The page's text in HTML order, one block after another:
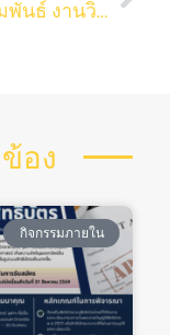
ประชาสัมพันธ์ งานวิจัยและบริการวิชาการ คณะวิทยาศาสตร์ จุฬาฯ ขอเชิญเข้าร่วม”โครงการสร้างโอกาสและสนับสนุนการขอทุนวิจัยต่างประเทศ”
อง
กิจกรรมภายใน